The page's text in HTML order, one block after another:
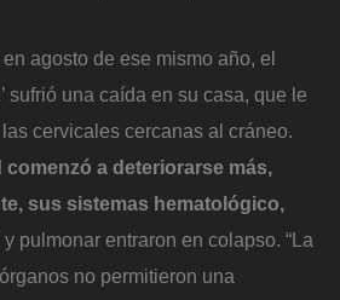
agosto de ese mismo año, el
sufrió una caída en su casa, que le
cervicales cercanas al cráneo.
comenzó a deteriorarse más,
sus sistemas hematológico,
pulmonar entraron en colapso. “La
no permitieron una